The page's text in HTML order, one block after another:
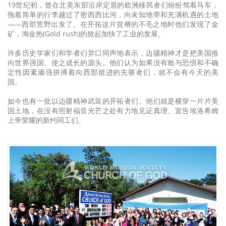
19世纪初，曾在北美东部沿岸定居的欧洲移民者们纷纷驾着马车，
拖着简单的行李越过了密西西比河，向未知地带和充满机遇的土地
——西部荒野出发了。在开拓这片贫瘠的不毛之地时他们发现了金
矿，淘金热(Gold rush)的掀起加快了工业的发展。
许多历史学家们和学者们异口同声地表示，边疆精神才是把美国推
向世界强国、使之成长的源头。他们认为如果没有敢与恐惧和不确
定性因素顽强拼搏着向西部挺进的先驱者们，就不会有今天的美
国。
如今也有一批以边疆精神武装的开拓者们。他们就是横穿一片片美
国土地，在没有照射福音光芒之处有力地见证真理、宣告埃洛希姆
上帝荣耀的新约同工们。